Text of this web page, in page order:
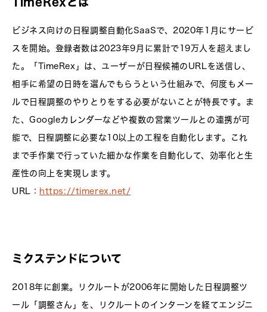
ビジネス向けの日程調整自動化SaaSで、2020年1月にサービ
スを開始。登録者数は2023年9月に累計で19万人を超えまし
た。「TimeRex」は、ユーザーが日程候補のURLを送信し、
相手に希望の日時を選んでもらうという仕組みで、何度もメー
ルで日程調整のやりとりをする必要がないことが特長です。ま
た、Googleカレンダーなどや複数の営業ツールとの連携が可
能で、日程調整に必要な10以上の工程を自動化します。これ
まで手作業で行っていた細かな作業を自動化して、効率化と生
産性の向上を実現します。
URL： https://timerex.net/
ミクステンドについて
2018年に創業。リクルートが2006年に開始した日程調整ツ
ール「調整さん」を、リクルートのインターンを経てエンジニ